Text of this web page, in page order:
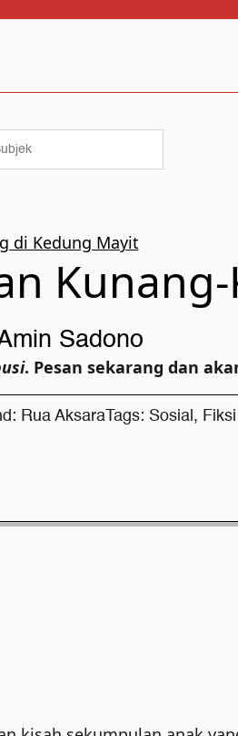
Sadono
. Pesan sekarang dan
Rua Aksara Tags: Sosial ,